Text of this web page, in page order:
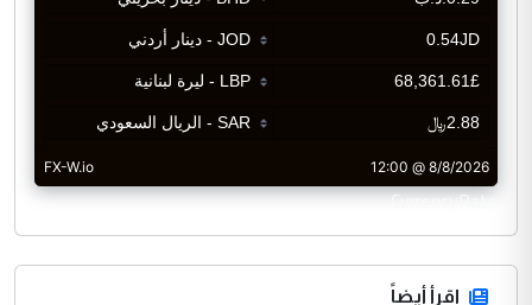
CurrencyRate
اقرأ أيضاً